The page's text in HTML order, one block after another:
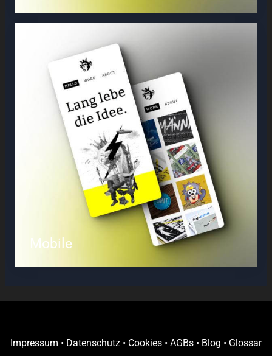
Mobile
Impressum • Datenschutz • Cookies • AGBs • Blog • Glossar